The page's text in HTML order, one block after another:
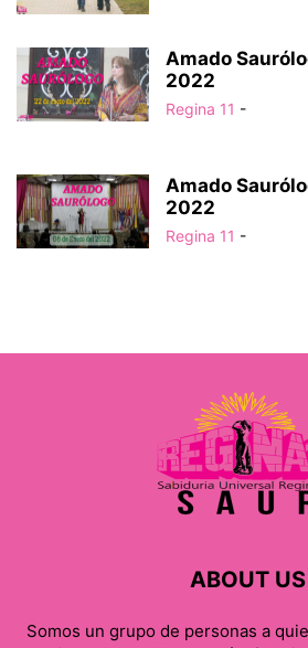
Amado
2022
Regina 11 -
Amado
2022
Regina 11 -
ABOUT US
Somos un grupo de personas a